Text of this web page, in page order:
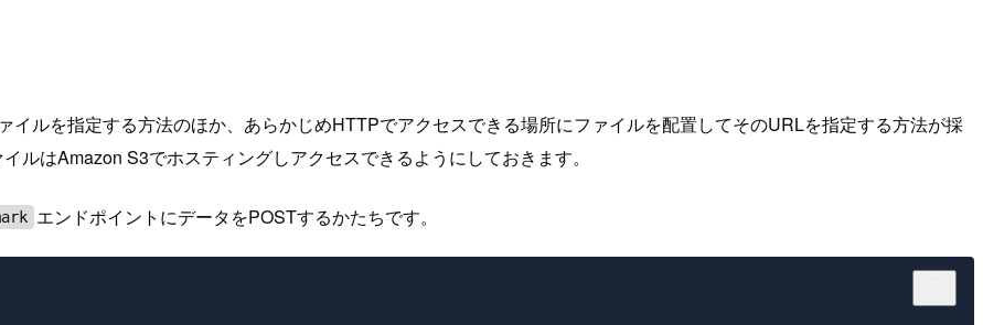
イルを指定する方法のほか、あらかじめHTTPでアクセスできる場所にファイルを配置してそのURLを指定する方法が採
はAmazon S3でホスティングしアクセスできるようにしておきます。
エンドポイントにデータをPOSTするかたちです。